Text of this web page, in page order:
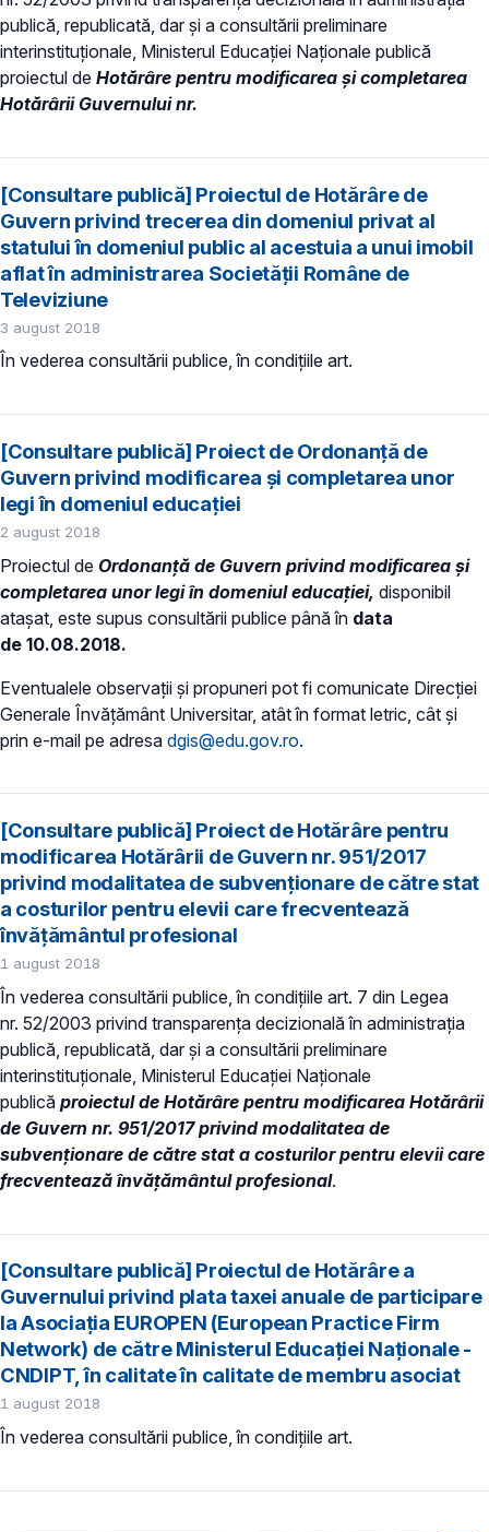
publică, republicată, dar și a consultării preliminare
interinstituționale, Ministerul Educaţiei Naţionale publică
proiectul de Hotărâre pentru modificarea și completarea
Hotărârii Guvernului nr.
[Consultare publică] Proiectul de Hotărâre de
Guvern privind trecerea din domeniul privat al
statului în domeniul public al acestuia a unui imobil
aflat în administrarea Societății Române de
Televiziune
3 august 2018
În vederea consultării publice, în condiţiile art.
[Consultare publică] Proiect de Ordonanță de
Guvern privind modificarea şi completarea unor
legi în domeniul educației
2 august 2018
Proiectul de Ordonanță de Guvern privind modificarea şi
completarea unor legi în domeniul educației, disponibil
atașat, este supus consultării publice până în data
de 10.08.2018.
Eventualele observații și propuneri pot fi comunicate Direcției
Generale Învățământ Universitar, atât în format letric, cât și
prin e-mail pe adresa dgis@edu.gov.ro.
[Consultare publică] Proiect de Hotărâre pentru
modificarea Hotărârii de Guvern nr. 951/2017
privind modalitatea de subvenţionare de către stat
a costurilor pentru elevii care frecventează
învăţământul profesional
1 august 2018
În vederea consultării publice, în condiţiile art. 7 din Legea
nr. 52/2003 privind transparenţa decizională în administraţia
publică, republicată, dar și a consultării preliminare
interinstituționale, Ministerul Educaţiei Naţionale
publică proiectul de Hotărâre pentru modificarea Hotărârii
de Guvern nr. 951/2017 privind modalitatea de
subvenţionare de către stat a costurilor pentru elevii care
frecventează învăţământul profesional.
[Consultare publică] Proiectul de Hotărâre a
Guvernului privind plata taxei anuale de participare
la Asociaţia EUROPEN (European Practice Firm
Network) de către Ministerul Educaţiei Naționale -
CNDIPT, în calitate în calitate de membru asociat
1 august 2018
În vederea consultării publice, în condiţiile art.